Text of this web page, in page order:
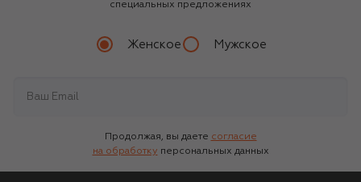
специальных предложениях
Женское Мужское
Продолжая, вы даете согласие
на обработку персональных данных